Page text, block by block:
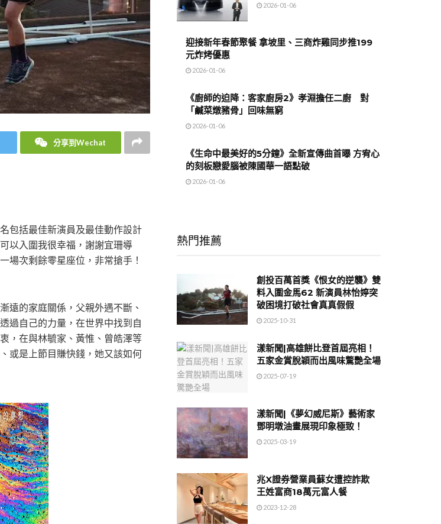
分享到Wechat
包括最佳新演員及最佳動作設計
以入圍我很幸福，謝謝宜珊導
場次剩餘零星座位，非常搶手！
遠的家庭關係，父親外遇不斷、
過自己的力量，在世界中找到自
，在與林毓家、黃惟、曾皓澤等
或是上節目賺快錢，她又該如何
2026-01-06
迎接新年春節聚餐 拿坡里、三商炸雞同步推199
元炸烤優惠
2026-01-06
《廚師的迫降：客家廚房2》孝淵擔任二廚 對
「鹹菜燉豬骨」回味無窮
2026-01-06
《生命中最美好的5分鐘》全新宣傳曲首曝 方宥心
的刻板戀愛腦被陳國華一語點破
2026-01-06
熱門推薦
創投百萬首獎《恨女的逆襲》雙
料入圍金馬62 新演員林怡婷突
破困境打破社會真真假假
2025-10-31
漾新聞|高雄餅比登首屆亮相！
五家金賞脫穎而出風味驚艷全場
2025-07-19
漾新聞|《夢幻威尼斯》藝術家
鄧明墩油畫展現印象極致！
2025-03-19
兆X證券營業員蘇女遭控詐欺
王姓富商18萬元富人餐
2023-12-28